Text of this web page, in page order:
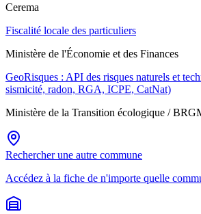
Cerema
Fiscalité locale des particuliers
Ministère de l'Économie et des Finances
GeoRisques : API des risques naturels et
sismicité, radon, RGA, ICPE, CatNat)
Ministère de la Transition écologique /
Rechercher une autre commune
Accédez à la fiche de n'importe quelle